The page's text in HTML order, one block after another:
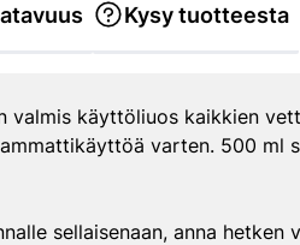
Kysy tuotteesta
valmis käyttöliuos kaikkien
varten. 500 ml
sellaisenaan, anna